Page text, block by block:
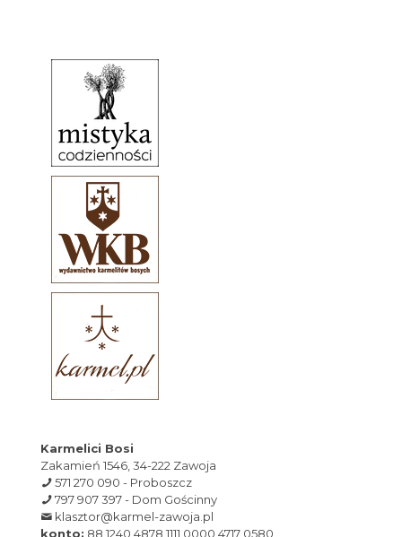
Karmelici Bosi
Zakamień 1546, 34-222 Zawoja
571 270 090 - Proboszcz
797 907 397 - Dom Gościnny
klasztor@karmel-zawoja.pl
konto: 88 1240 4878 1111 0000 4717 0580